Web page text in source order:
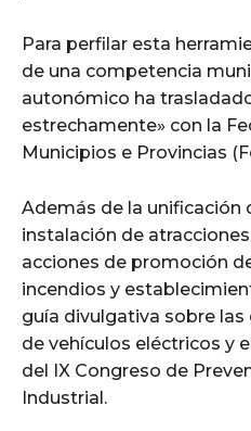
Para perfilar esta
de una competencia
autonómico ha
estrechamente» con la
Municipios e Provincias
Además de la unificación
instalación de
acciones de promoción
incendios y
guía divulgativa sobre
de vehículos eléctricos y
del IX Congreso de
Industrial.